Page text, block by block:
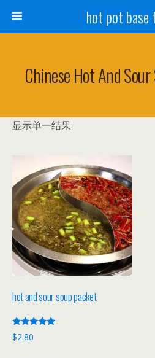
hot pot
Chinese Hot And
显示单一结果
hot and sour soup packet
评分
5.00
$2.80